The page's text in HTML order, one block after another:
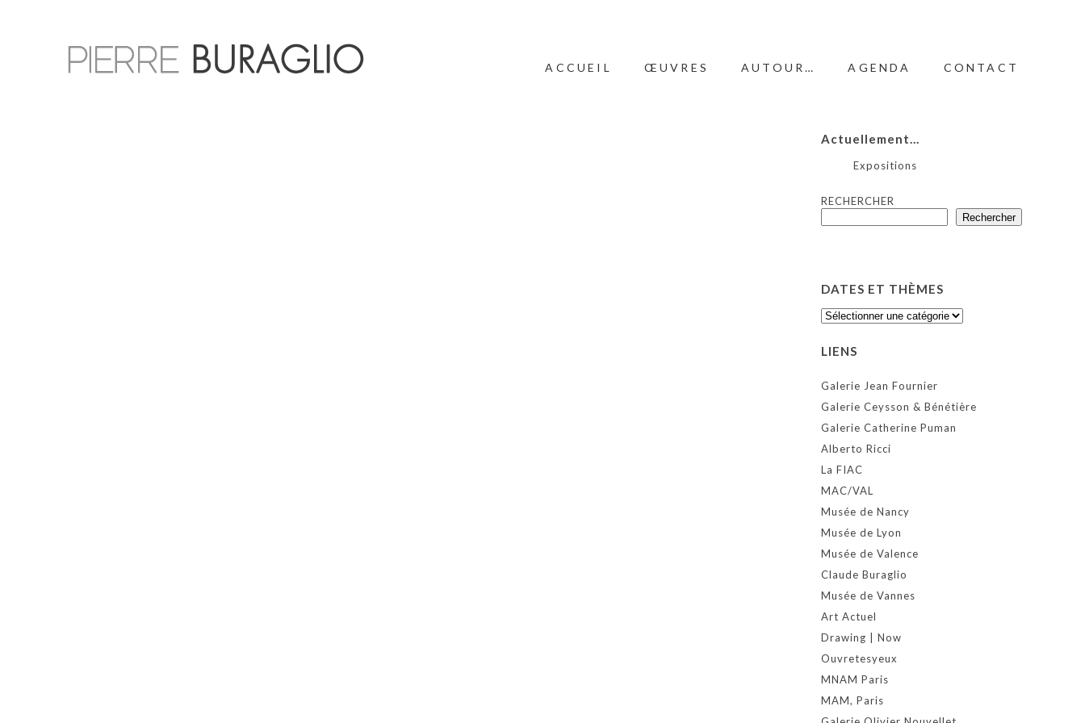
ACCUEIL ŒUVRES AUTOUR… AGENDA CONTACT
Actuellement…
Expositions
RECHERCHER
Rechercher
DATES ET THÈMES
DATES
LIENS
Galerie Jean Fournier
Galerie Ceysson & Bénétière
Galerie Catherine Puman
Alberto Ricci
La FIAC
MAC/VAL
Musée de Nancy
Musée de Lyon
Musée de Valence
Claude Buraglio
Musée de Vannes
Art Actuel
Drawing | Now
Ouvretesyeux
MNAM Paris
MAM, Paris